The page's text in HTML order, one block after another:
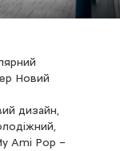
Новий
дизайн,
Ami Pop –